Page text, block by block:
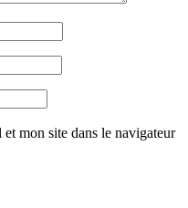
mon site dans le navigateur